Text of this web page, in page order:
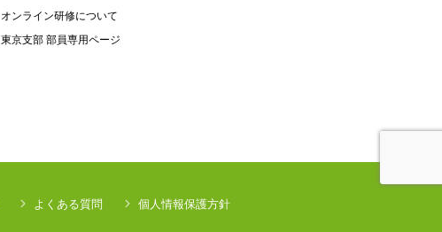
オンライン研修について
東京支部 部員専用ページ
よくある質問 個人情報保護方針